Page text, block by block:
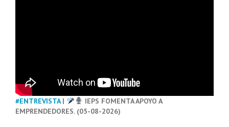
#ENTREVISTA|
IEPS FOMENTA APOYO A
EMPRENDEDORES. (05-08-2026)